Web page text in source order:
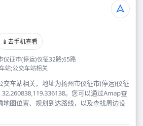
📱 去手机查看
仪征市(停运)仪征32路;65路
站;公交车站相关
交车站相关，地址为扬州市仪征市(停运)仪征
。您可以通过Amap查
地图位置、规划到达路线，以及查找周边设